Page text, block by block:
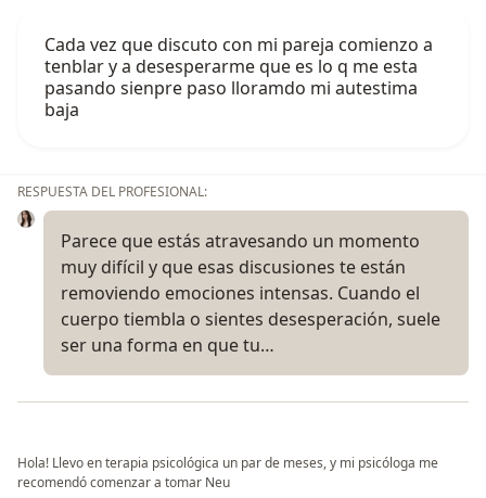
Cada vez que discuto con mi pareja comienzo a
tenblar y a desesperarme que es lo q me esta
pasando sienpre paso lloramdo mi autestima
baja
RESPUESTA DEL PROFESIONAL:
Parece que estás atravesando un momento
muy difícil y que esas discusiones te están
removiendo emociones intensas. Cuando el
cuerpo tiembla o sientes desesperación, suele
ser una forma en que tu…
Hola! Llevo en terapia psicológica un par de meses, y mi psicóloga me
recomendó comenzar a tomar Neu